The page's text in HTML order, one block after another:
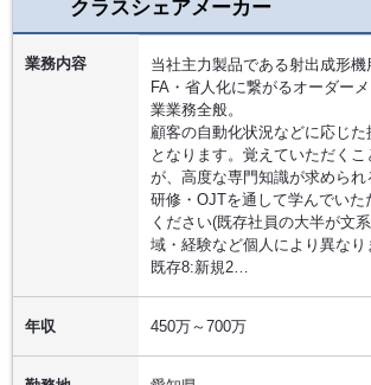
クラスシェアメーカー
業務内容
当社主力製品である射出成形
FA・省人化に繋がるオーダー
業業務全般。
顧客の自動化状況などに応じ
となります。覚えていただく
が、高度な専門知識が求められ
研修・OJTを通して学んでいた
ください(既存社員の大半が文
域・経験など個人により異な
既存8:新規2…
年収 450万～700万